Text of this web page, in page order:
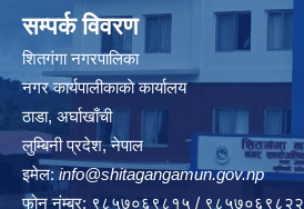
सम्पर्क विवरण
शितगंगा नगरपालिका
नगर कार्यपालीकाकाे कार्यालय
ठाडा, अर्घाखाँची
लुम्बिनी प्रदेश, नेपाल
इमेल: info@shitagangamun.gov.np
फोन नंम्बर: ९८५७०६९८१५ / ९८५७०६९८२२